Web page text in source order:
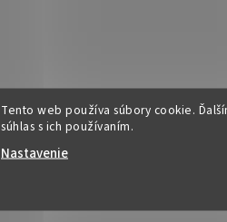
Tento web používa súbory cookie.
súhlas s ich používaním.
Nastavenie